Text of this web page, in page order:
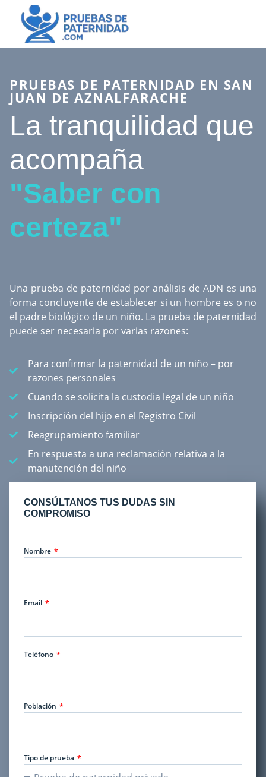
PRUEBAS DE PATERNIDAD EN SAN
JUAN DE AZNALFARACHE
La tranquilidad que
acompaña
"Saber con
certeza"
Una prueba de paternidad por análisis de ADN es una
forma concluyente de establecer si un hombre es o no
el padre biológico de un niño. La prueba de paternidad
puede ser necesaria por varias razones:
Para confirmar la paternidad de un niño – por
razones personales
Cuando se solicita la custodia legal de un niño
Inscripción del hijo en el Registro Civil
Reagrupamiento familiar
En respuesta a una reclamación relativa a la
manutención del niño
CONSÚLTANOS TUS DUDAS SIN
COMPROMISO
Nombre
Email
Teléfono
Población
Tipo de prueba